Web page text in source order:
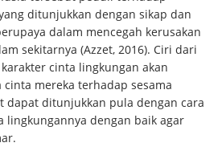
ditunjukkan dengan sikap dan
dalam mencegah kerusakan
sekitarnya (Azzet, 2016). Ciri dari
cinta lingkungan akan
mereka terhadap sesama
dapat ditunjukkan pula dengan cara
lingkungannya dengan baik agar